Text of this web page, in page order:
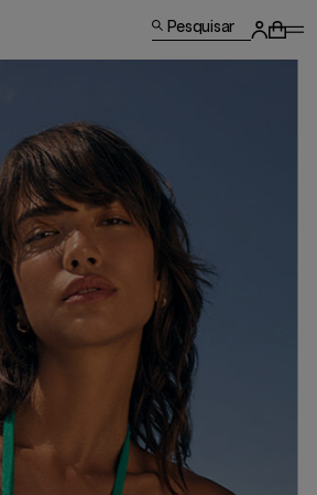
Pesquisar